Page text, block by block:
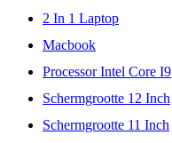
2 In 1 Laptop
Macbook
Processor Intel Core I9
Schermgrootte 12 Inch
Schermgrootte 11 Inch